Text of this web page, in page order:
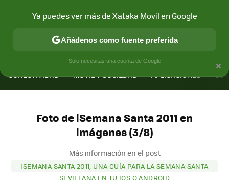
CONECTIVIDAD MÓVIL Y SOCIEDAD APLICACIONES
Foto de iSemana Santa 2011 en
imágenes (3/8)
Más información en el post
ISEMANA SANTA 2011, UNA GUÍA PARA LA SEMANA SANTA
SEVILLANA EN TU IOS O ANDROID
×
Ya puedes ver más de Xataka Movil en Google
Añádenos como fuente preferida
Solo necesitas una cuenta de Google